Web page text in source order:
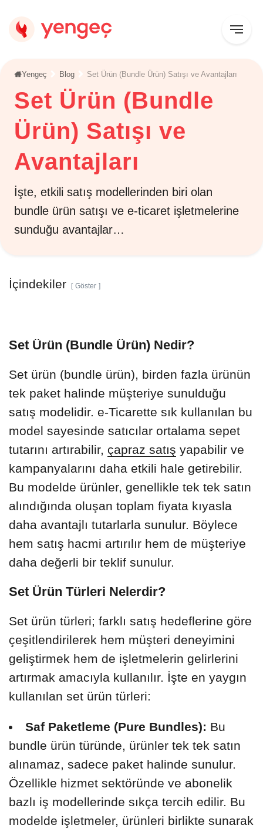
Yengeç Blog Set Ürün (Bundle Ürün) Satışı ve Avantajları
Set Ürün (Bundle
Ürün) Satışı ve
Avantajları
İşte, etkili satış modellerinden biri olan
bundle ürün satışı ve e-ticaret işletmelerine
sunduğu avantajlar…
Set Ürün (Bundle Ürün) Nedir?
Set ürün (bundle ürün), birden fazla ürünün
tek paket halinde müşteriye sunulduğu
satış modelidir. e-Ticarette sık kullanılan bu
model sayesinde satıcılar ortalama sepet
tutarını artırabilir, çapraz satış yapabilir ve
kampanyalarını daha etkili hale getirebilir.
Bu modelde ürünler, genellikle tek tek satın
alındığında oluşan toplam fiyata kıyasla
daha avantajlı tutarlarla sunulur. Böylece
hem satış hacmi artırılır hem de müşteriye
daha değerli bir teklif sunulur.
Set Ürün Türleri Nelerdir?
Set ürün türleri; farklı satış hedeflerine göre
çeşitlendirilerek hem müşteri deneyimini
geliştirmek hem de işletmelerin gelirlerini
artırmak amacıyla kullanılır. İşte en yaygın
kullanılan set ürün türleri:
Saf Paketleme (Pure Bundles): Bu
bundle ürün türünde, ürünler tek tek satın
alınamaz, sadece paket halinde sunulur.
Özellikle hizmet sektöründe ve abonelik
bazlı iş modellerinde sıkça tercih edilir. Bu
modelde işletmeler, ürünleri birlikte sunarak
İçindekiler Göster